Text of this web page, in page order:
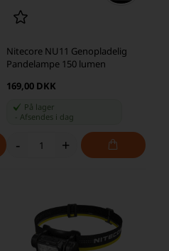
Nitecore NU11 Genopladelig
Pandelampe 150 lumen
169,00 DKK
På lager
Afsendes i dag
- +